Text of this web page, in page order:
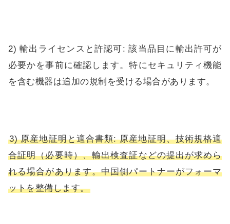
2) 輸出ライセンスと許認可: 該当品目に輸出許可が
必要かを事前に確認します。特にセキュリティ機能
を含む機器は追加の規制を受ける場合があります。
3) 原産地証明と適合書類: 原産地証明、技術規格適
合証明（必要時）、輸出検査証などの提出が求めら
れる場合があります。中国側パートナーがフォーマ
ットを整備します。